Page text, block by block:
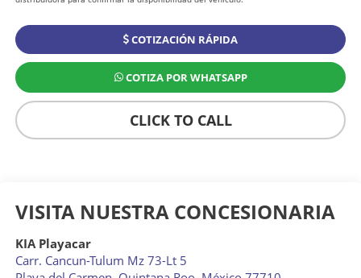
COTIZACIÓN RÁPIDA
COTIZA POR WHATSAPP
CLICK TO CALL
VISITA NUESTRA CONCESIONARIA
KIA Playacar
Carr. Cancun-Tulum Mz 73-Lt 5